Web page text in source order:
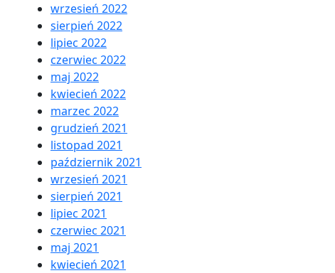
wrzesień 2022
sierpień 2022
lipiec 2022
czerwiec 2022
maj 2022
kwiecień 2022
marzec 2022
grudzień 2021
listopad 2021
październik 2021
wrzesień 2021
sierpień 2021
lipiec 2021
czerwiec 2021
maj 2021
kwiecień 2021